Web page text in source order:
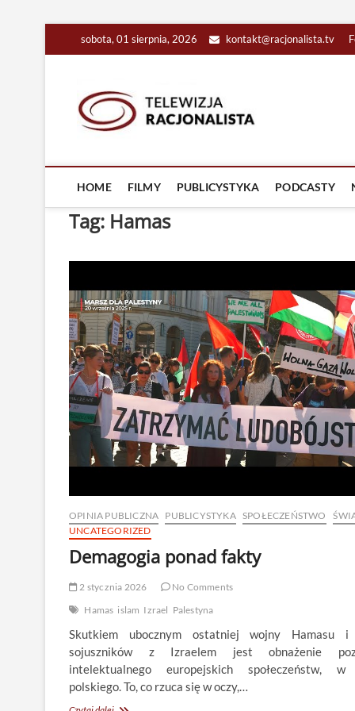
sobota, 01 sierpnia, 2026 kontakt@racjonalista.tv
HOME FILMY PUBLICYSTYKA PODCASTY
Tag: Hamas
OPINIA PUBLICZNA PUBLICYSTYKA SPOŁECZEŃSTWO
UNCATEGORIZED
Demagogia ponad fakty
2 stycznia 2026
No Comments
Hamas islam Izrael Palestyna
Skutkiem ubocznym ostatniej wojny Hamasu i
sojuszników z Izraelem jest obnażenie
intelektualnego europejskich społeczeństw,
polskiego. To, co rzuca się w oczy,…